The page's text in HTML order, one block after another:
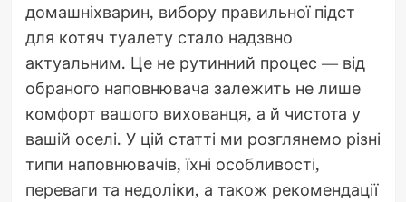
домашніхварин, вибору правильної підст
для котяч туалету стало надзвно
актуальним. Це не рутинний процес — від
обраного наповнювача залежить не лише
комфорт вашого вихованця, а й чистота у
вашій оселі. У цій статті ми розглянемо різні
типи наповнювачів, їхні особливості,
переваги та недоліки, а також рекомендації